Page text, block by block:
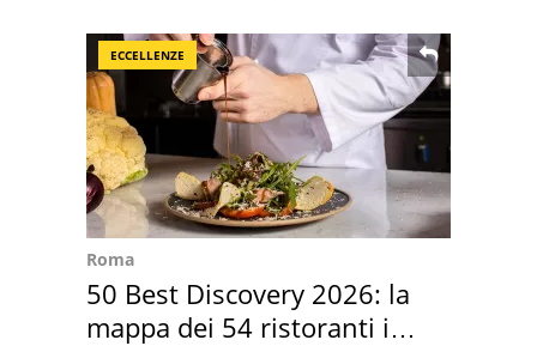
ECCELLENZE
Roma
50 Best Discovery 2026: la
mappa dei 54 ristoranti in